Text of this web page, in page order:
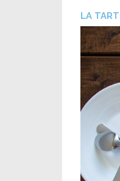
LA